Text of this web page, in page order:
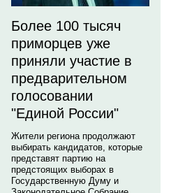
Более 100 тысяч
приморцев уже
приняли участие в
предварительном
голосовании
"Единой России"
Жители региона продолжают
выбирать кандидатов, которые
представят партию на
предстоящих выборах в
Государственную Думу и